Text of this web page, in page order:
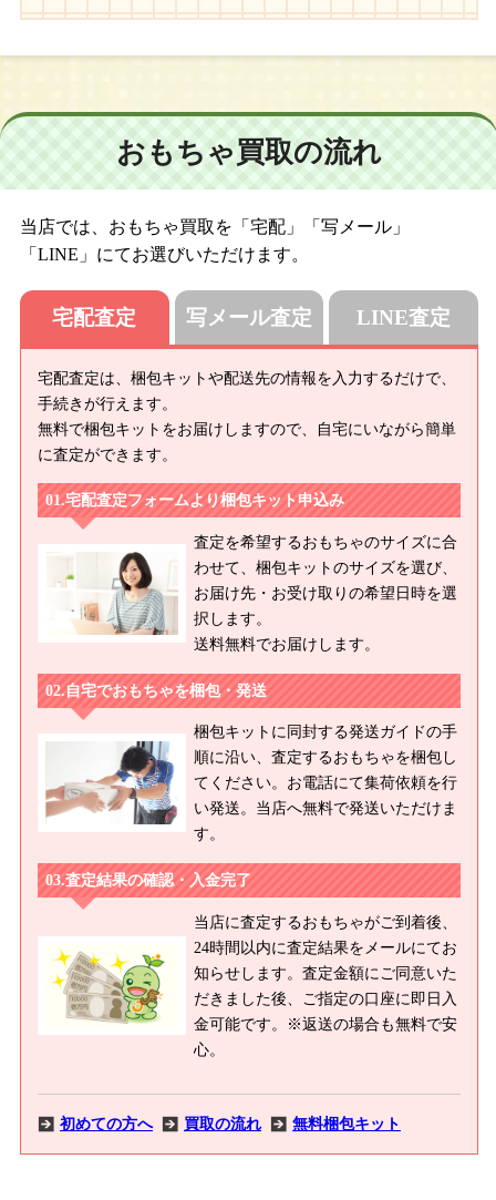
おもちゃ買取の流れ
当店では、おもちゃ買取を「宅配」「写メール」
「LINE」にてお選びいただけます。
宅配査定
宅配査定は、梱包キットや配送先の情報を入力するだけで、
手続きが行えます。
無料で梱包キットをお届けしますので、自宅にいながら簡単
に査定ができます。
宅配査定フォームより梱包キット申込み
査定を希望するおもちゃのサイズに合
わせて、梱包キットのサイズを選び、
お届け先・お受け取りの希望日時を選
択します。
送料無料でお届けします。
自宅でおもちゃを梱包・発送
梱包キットに同封する発送ガイドの手
順に沿い、査定するおもちゃを梱包し
てください。お電話にて集荷依頼を行
い発送。当店へ無料で発送いただけま
す。
査定結果の確認・入金完了
当店に査定するおもちゃがご到着後、
24時間以内に査定結果をメールにてお
知らせします。査定金額にご同意いた
だきました後、ご指定の口座に即日入
金可能です。※返送の場合も無料で安
心。
初めての方へ 買取の流れ 無料梱包キット
写メール査定 LINE査定